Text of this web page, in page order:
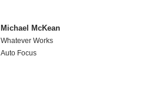
Michael McKean
Whatever Works
Auto Focus